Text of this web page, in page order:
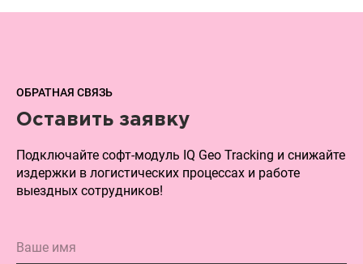
ОБРАТНАЯ СВЯЗЬ
Оставить заявку
Подключайте софт-модуль IQ Geo Tracking и снижайте
издержки в логистических процессах и работе
выездных сотрудников!